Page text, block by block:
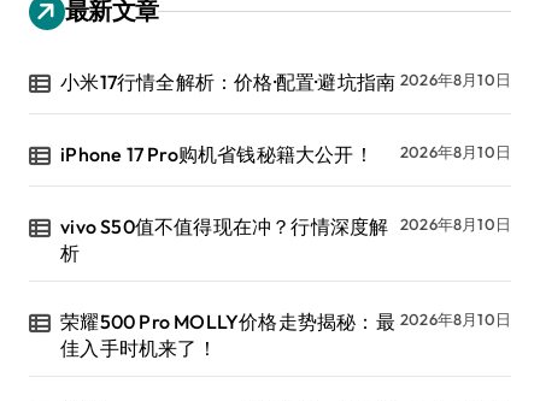
最新文章
小米17行情全解析：价格·配置·避坑指南 2026年8月10日
iPhone 17 Pro购机省钱秘籍大公开！ 2026年8月10日
vivo S50值不值得现在冲？行情深度解
析
2026年8月10日
荣耀500 Pro MOLLY价格走势揭秘：最
佳入手时机来了！
2026年8月10日